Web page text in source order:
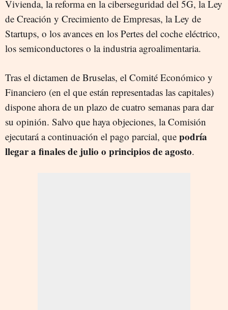
Vivienda, la reforma en la ciberseguridad del 5G, la Ley
de Creación y Crecimiento de Empresas, la Ley de
Startups, o los avances en los Pertes del coche eléctrico,
los semiconductores o la industria agroalimentaria.
Tras el dictamen de Bruselas, el Comité Económico y
Financiero (en el que están representadas las capitales)
dispone ahora de un plazo de cuatro semanas para dar
su opinión. Salvo que haya objeciones, la Comisión
ejecutará a continuación el pago parcial, que podría
llegar a finales de julio o principios de agosto.